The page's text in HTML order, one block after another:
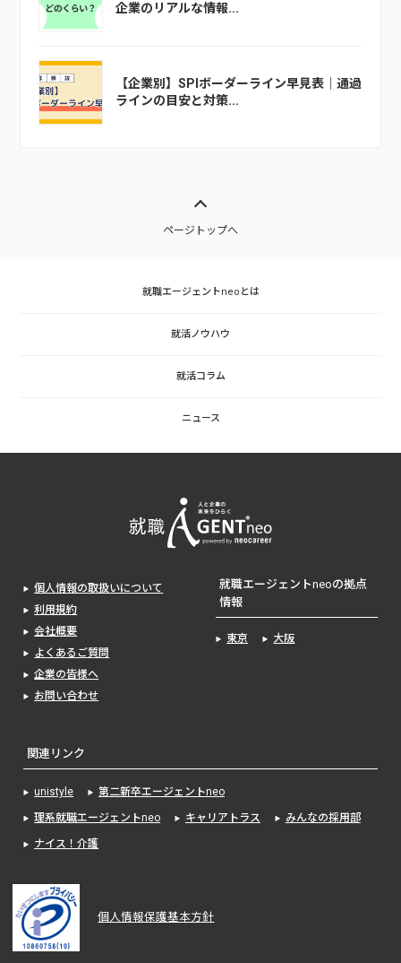
企業のリアルな情報...
【企業別】SPIボーダーライン早見表｜通過
ラインの目安と対策...
ページトップへ
就職エージェントneoとは
就活ノウハウ
就活コラム
ニュース
個人情報の取扱いについて
利用規約
会社概要
よくあるご質問
企業の皆様へ
お問い合わせ
就職エージェントneoの拠点
情報
東京 大阪
関連リンク
unistyle 第二新卒エージェントneo
理系就職エージェントneo キャリアトラス みんなの採用部
ナイス！介護
個人情報保護基本方針